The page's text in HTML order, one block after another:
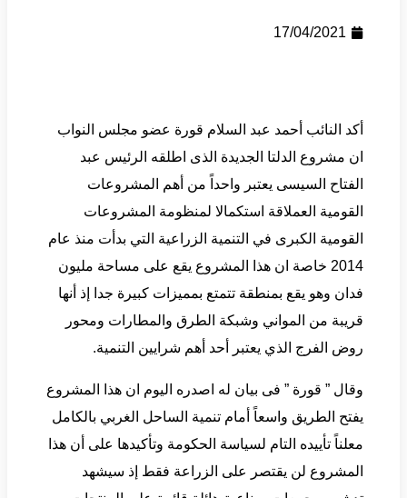
17/04/2021
أكد النائب أحمد عبد السلام قورة عضو مجلس النواب
ان مشروع الدلتا الجديدة الذى اطلقه الرئيس عبد
الفتاح السيسى يعتبر واحداً من أهم المشروعات
القومية العملاقة استكمالا لمنظومة المشروعات
القومية الكبرى في التنمية الزراعية التي بدأت منذ عام
2014 خاصة ان هذا المشروع يقع على مساحة مليون
فدان وهو يقع بمنطقة تتمتع بمميزات كبيرة جدا إذ أنها
قريبة من المواني وشبكة الطرق والمطارات ومحور
روض الفرج الذي يعتبر أحد أهم شرايين التنمية.
وقال ” قورة ” فى بيان له اصدره اليوم ان هذا المشروع
يفتح الطريق واسعاً أمام تنمية الساحل الغربي بالكامل
معلناً تأييده التام لسياسة الحكومة وتأكيدها على أن هذا
المشروع لن يقتصر على الزراعة فقط إذ سيشهد